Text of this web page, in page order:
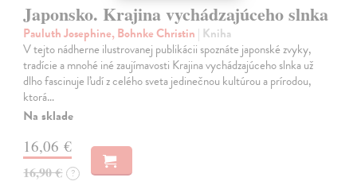
Japonsko. Krajina vychádzajúceho slnka
Pauluth Josephine, Bohnke Christin | Kniha
V tejto nádherne ilustrovanej publikácii spoznáte japonské zvyky,
tradície a mnohé iné zaujímavosti Krajina vychádzajúceho slnka už
dlho fascinuje ľudí z celého sveta jedinečnou kultúrou a prírodou,
ktorá…
Na sklade
16,06 €
16,90 € ?